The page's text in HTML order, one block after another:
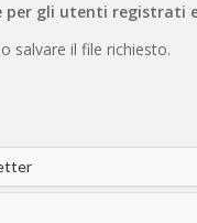
per gli utenti registrati
salvare il file richiesto.